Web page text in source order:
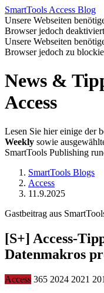
SmartTools Access Blog
Unsere Webseiten
Browser jedoch
Unsere Webseiten
Browser jedoch zu
News &
Access
Lesen Sie hier einige der
Weekly sowie
SmartTools Publishing
SmartTools Blogs
Access
11.9.2025
Gastbeitrag aus
[S+] Access-
Datenmakros
Access 365 2024 2021